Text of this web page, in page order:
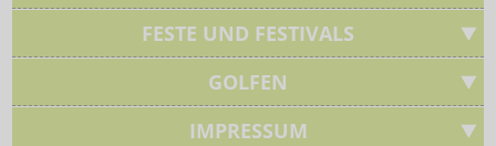
FESTE UND FESTIVALS
GOLFEN
IMPRESSUM